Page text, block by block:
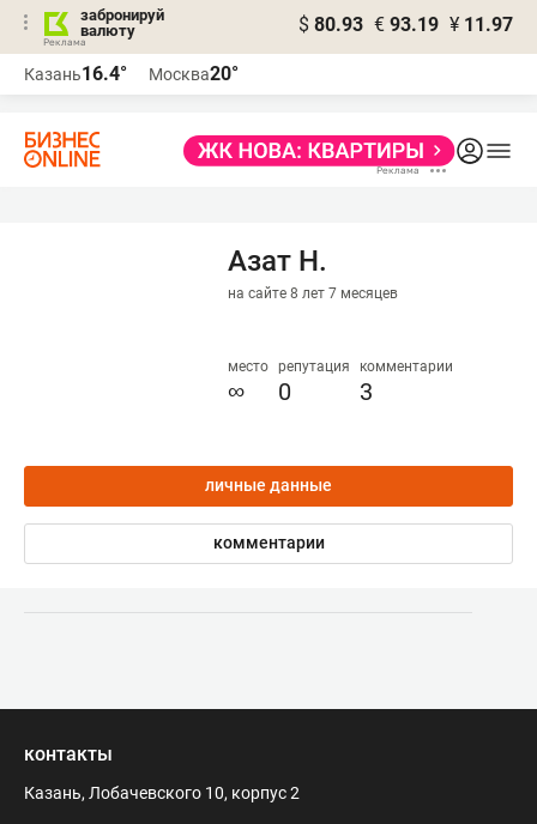
забронируй
валюту
$ 80.93 € 93.19 ¥ 11.97
Казань16.4° Москва20°
Азат Н.
на сайте 8 лет 7 месяцев
место
∞
репутация
0
комментарии
3
личные данные
комментарии
контакты
Казань, Лобачевского 10, корпус 2